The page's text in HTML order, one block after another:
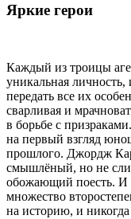
Яркие герои
Каждый из троицы
уникальная личность,
передать все их
сварливая и
в борьбе с
на первый взгляд
прошлого. Джордж
смышлёный, но не
обожающий поесть. И
множество
на историю, и